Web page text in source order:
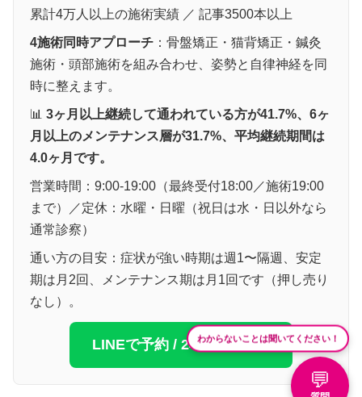
累計4万人以上の施術実績 ／ 記事3500本以上
4施術同時アプローチ ：骨盤矯正・猫背矯正・鍼灸
施術・頭部施術を組み合わせ、姿勢と自律神経を同
時に整えます。
📊 3ヶ月以上継続して通われている方が41.7%、6ヶ
月以上のメンテナンス層が31.7%、平均継続期間は
4.0ヶ月です。
営業時間：9:00-19:00（最終受付18:00／施術19:00
まで）／定休：水曜・日曜（祝日は水・日以外なら
通常診察）
通い方の目安：症状が強い時期は週1〜隔週、安定
期は月2回、メンテナンス期は月1回です（押し売り
なし）。
LINEで予約 / 24時間受付中
わからないことは聞いてください！
💬